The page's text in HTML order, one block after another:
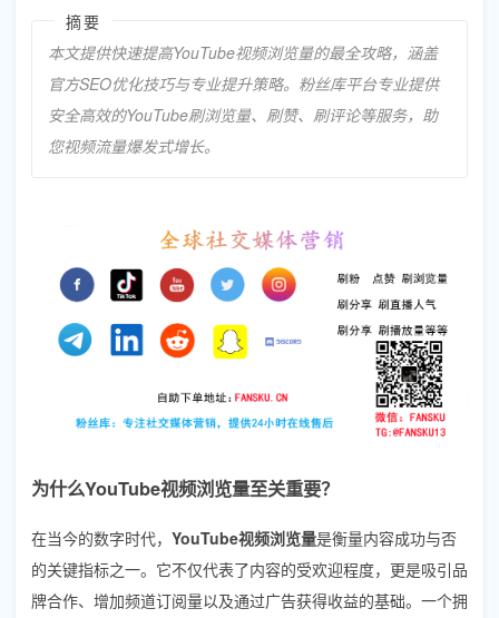
摘要
本文提供快速提高YouTube视频浏览量的最全攻略，涵盖
官方SEO优化技巧与专业提升策略。粉丝库平台专业提供
安全高效的YouTube刷浏览量、刷赞、刷评论等服务，助
您视频流量爆发式增长。
为什么YouTube视频浏览量至关重要？
在当今的数字时代， YouTube视频浏览量是衡量内容成功与否
的关键指标之一。它不仅代表了内容的受欢迎程度，更是吸引品
牌合作、增加频道订阅量以及通过广告获得收益的基础。一个拥